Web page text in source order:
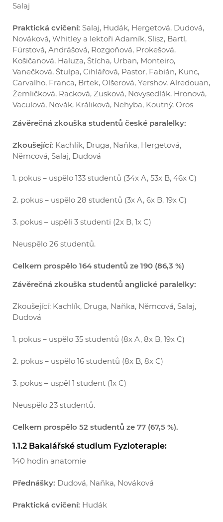
Salaj
Praktická cvičení: Salaj, Hudák, Hergetová, Dudová,
Nováková, Whitley a lektoři Adamík, Slisz, Bartl,
Fürstová, Andrášová, Rozgoňová, Prokešová,
Košičanová, Haluza, Štícha, Urban, Monteiro,
Vanečková, Štulpa, Cihlářová, Pastor, Fabián, Kunc,
Carvalho, Franca, Brtek, Olšerová, Yershov, Alredouan,
Žemličková, Racková, Zusková, Novysedlák, Hronová,
Vaculová, Novák, Králiková, Nehyba, Koutný, Oros
Závěrečná zkouška studentů české paralelky:
Zkoušející: Kachlík, Druga, Naňka, Hergetová,
Němcová, Salaj, Dudová
1. pokus – uspělo 133 studentů (34x A, 53x B, 46x C)
2. pokus – uspělo 28 studentů (3x A, 6x B, 19x C)
3. pokus – uspěli 3 studenti (2x B, 1x C)
Neuspělo 26 studentů.
Celkem prospělo 164 studentů ze 190 (86,3 %)
Závěrečná zkouška studentů anglické paralelky:
Zkoušející: Kachlík, Druga, Naňka, Němcová, Salaj,
Dudová
1. pokus – uspělo 35 studentů (8x A, 8x B, 19x C)
2. pokus – uspělo 16 studentů (8x B, 8x C)
3. pokus – uspěl 1 student (1x C)
Neuspělo 23 studentů.
Celkem prospělo 52 studentů ze 77 (67,5 %).
1.1.2 Bakalářské studium Fyzioterapie:
140 hodin anatomie
Přednášky: Dudová, Naňka, Nováková
Praktická cvičení: Hudák